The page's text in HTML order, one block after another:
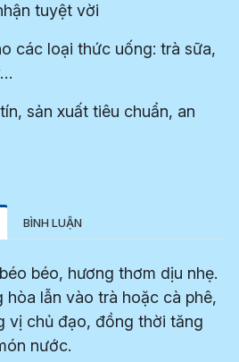
tuyệt vời
các loại thức uống: trà sữa,
sản xuất tiêu chuẩn, an
BÌNH LUẬN
béo, hương thơm dịu nhẹ.
hòa lẫn vào trà hoặc cà phê,
vị chủ đạo, đồng thời tăng
nước.